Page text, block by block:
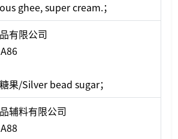
ghee, super cream.；
有限公司
果/Silver bead sugar；
辅料有限公司